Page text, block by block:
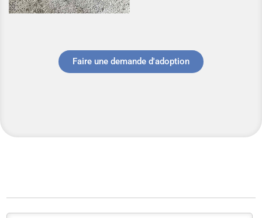
Faire une demande d'adoption